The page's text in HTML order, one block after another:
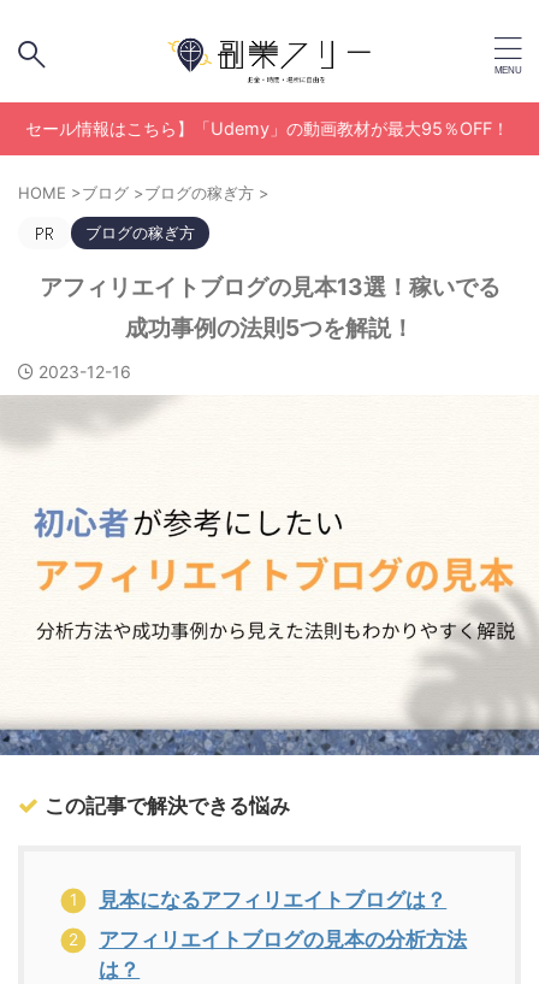
はこちら】「Udemy」の動画教材が最大95％OFF！
HOME >ブログ >ブログの稼ぎ方 >
ブログの稼ぎ方
アフィリエイトブログの見本13選！稼いでる
成功事例の法則5つを解説！
2023-12-16
この記事で解決できる悩み
見本になるアフィリエイトブログは？
アフィリエイトブログの見本の分析方法
は？